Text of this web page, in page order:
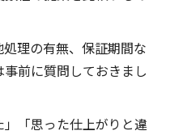
理の有無、保証期間な
前に質問しておきまし
」「思った仕上がりと違